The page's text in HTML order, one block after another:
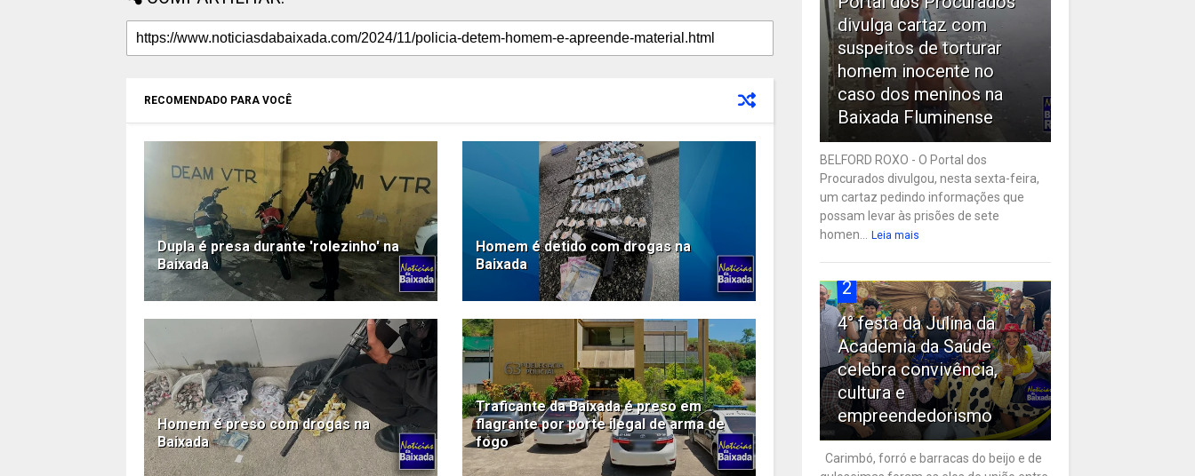
RECOMENDADO PARA VOCÊ
Dupla é presa durante 'rolezinho' na
Baixada
Homem é detido com drogas na
Baixada
Homem é preso com drogas na
Baixada
Traficante da Baixada é preso em
flagrante por porte ilegal de arma de
fogo
divulga cartaz com
suspeitos de torturar
homem inocente no
caso dos meninos na
Baixada Fluminense
BELFORD ROXO - O Portal dos
Procurados divulgou, nesta sexta-feira,
um cartaz pedindo informações que
possam levar às prisões de sete
homen... Leia mais
2
4° festa da Julina da
Academia da Saúde
celebra convivência,
cultura e
empreendedorismo
Carimbó, forró e barracas do beijo e de